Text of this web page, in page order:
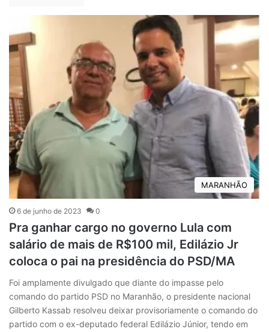
MARANHÃO
6 de junho de 2023 0
Pra ganhar cargo no governo Lula com
salário de mais de R$100 mil, Edilázio Jr
coloca o pai na presidência do PSD/MA
Foi amplamente divulgado que diante do impasse pelo
comando do partido PSD no Maranhão, o presidente nacional
Gilberto Kassab resolveu deixar provisoriamente o comando do
partido com o ex-deputado federal Edilázio Júnior, tendo em